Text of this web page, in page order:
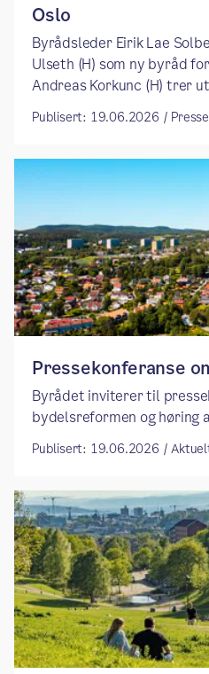
Oslo ​
​​Byrådsleder Eirik Lae
Ulseth (H) som ny byråd
Andreas Korkunc (H) trer
Publisert: 19.06.2026 /
Pressekonferanse
Byrådet inviterer til
bydelsreformen og høring
Publisert: 19.06.2026 /